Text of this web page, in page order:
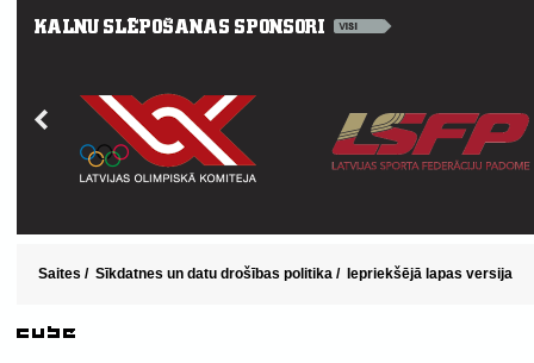
Saites / Sīkdatnes un datu drošības politika / Iepriekšējā lapas versija